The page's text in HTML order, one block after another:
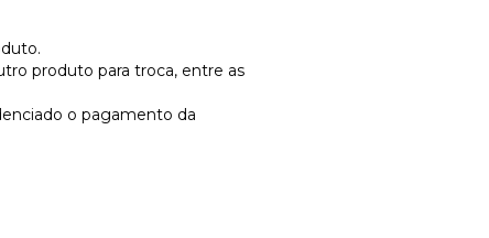
produto para troca, entre as
o pagamento da